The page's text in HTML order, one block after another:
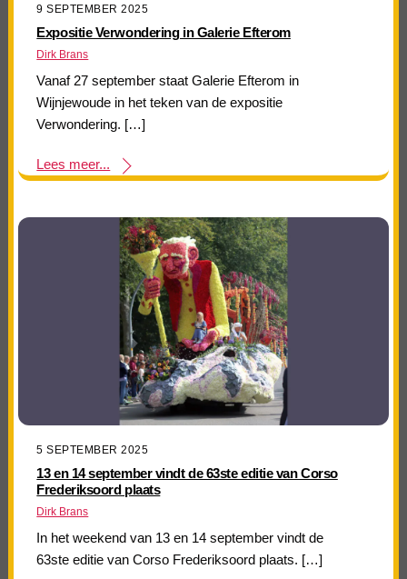
9 SEPTEMBER 2025
Expositie Verwondering in Galerie Efterom
Dirk Brans
Vanaf 27 september staat Galerie Efterom in
Wijnjewoude in het teken van de expositie
Verwondering. […]
Lees meer...
5 SEPTEMBER 2025
13 en 14 september vindt de 63ste editie van Corso
Frederiksoord plaats
Dirk Brans
In het weekend van 13 en 14 september vindt de
63ste editie van Corso Frederiksoord plaats. […]